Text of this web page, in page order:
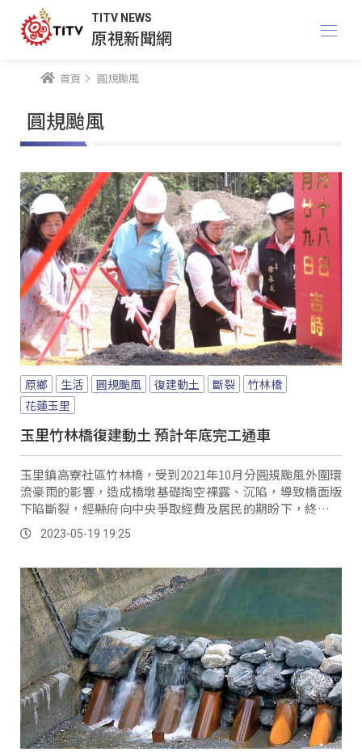
TITV NEWS
原視新聞網
首頁 圓規颱風
圓規颱風
原鄉 生活 圓規颱風 復建動土 斷裂
竹林橋
花蓮玉里
玉里竹林橋復建動土 預計年底完工通車
玉里鎮高寮社區竹林橋，受到2021年10月分圓規颱風外圍環
流豪雨的影響，造成橋墩基礎掏空裸露、沉陷，導致橋面版
下陷斷裂，經縣府向中央爭取經費及居民的期盼下，終於舉
行災害復建工程動土典禮。
2023-05-19 19:25